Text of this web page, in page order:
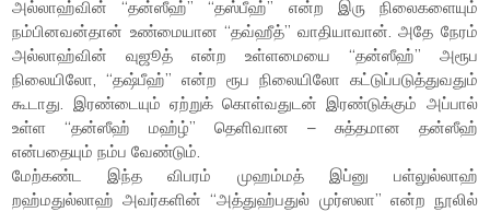
அல்லாஹ்வின் “தன்ஸீஹ்” “தஸ்பீஹ்” என்ற இரு நிலைகளையும்
நம்பினவன்தான் உண்மையான “தவ்ஹீத்” வாதியாவான். அதே நேரம்
அல்லாஹ்வின் வுஜூத் என்ற உள்ளமையை “தன்ஸீஹ்” அரூப
நிலையிலோ, “தஷ்பீஹ்” என்ற ரூப நிலையிலோ கட்டுப்படுத்துவதும்
கூடாது. இரண்டையும் ஏற்றுக் கொள்வதுடன் இரண்டுக்கும் அப்பால்
உள்ள “தன்ஸீஹ் மஹ்ழ்” தெளிவான – சுத்தமான தன்ஸீஹ்
என்பதையும் நம்ப வேண்டும்.
மேற்கண்ட இந்த விபரம் முஹம்மத் இப்னு பள்லுல்லாஹ்
றஹ்மதுல்லாஹ் அவர்களின் “அத்துஹ்பதுல் முர்ஸலா” என்ற நூலில்